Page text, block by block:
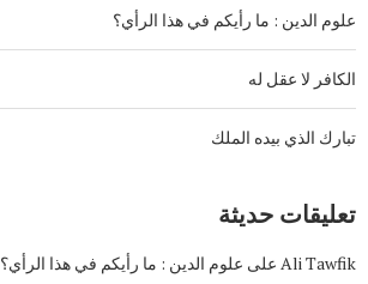
علوم الدين : ما رأيكم في هذا الرأي؟
الكافر لا عقل له
تبارك الذي بيده الملك
تعليقات حديثة
Ali Tawfik على علوم الدين : ما رأيكم في هذا الرأي؟